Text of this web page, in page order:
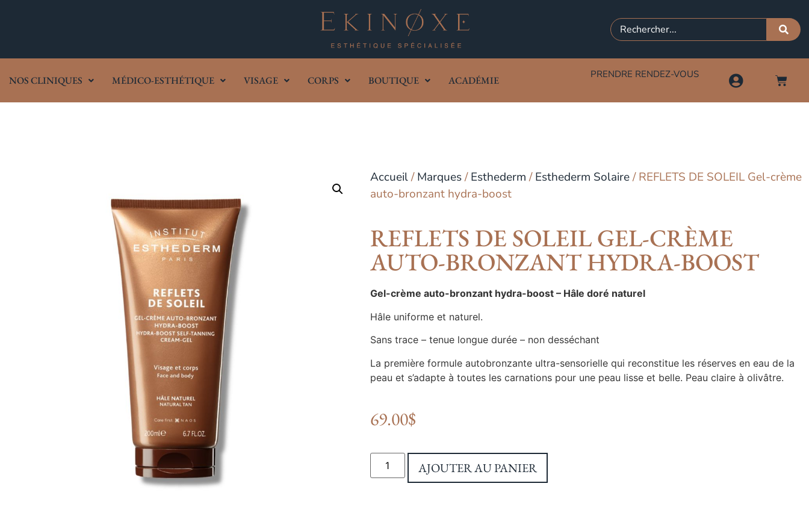
NOS CLINIQUES MÉDICO-ESTHÉTIQUE VISAGE CORPS BOUTIQUE ACADÉMIE PRENDRE RENDEZ-VOUS
Accueil/Marques/Esthederm/Esthederm Solaire/ REFLETS DE SOLEIL Gel-crème
auto-bronzant hydra-boost
REFLETS DE SOLEIL GEL-CRÈME
AUTO-BRONZANT HYDRA-BOOST
Gel-crème auto-bronzant hydra-boost – Hâle doré naturel
Hâle uniforme et naturel.
Sans trace – tenue longue durée – non desséchant
La première formule autobronzante ultra-sensorielle qui reconstitue les réserves en eau de la
peau et s’adapte à toutes les carnations pour une peau lisse et belle. Peau claire à olivâtre.
69.00$
AJOUTER AU PANIER